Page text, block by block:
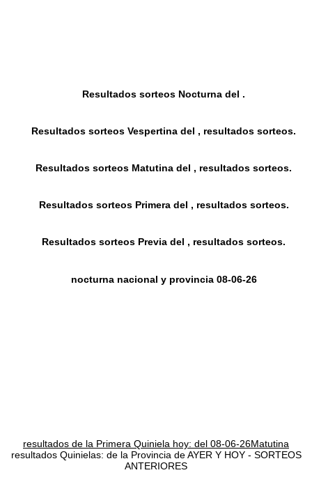
Resultados sorteos Nocturna del .
Resultados sorteos Vespertina del , resultados sorteos.
Resultados sorteos Matutina del , resultados sorteos.
Resultados sorteos Primera del , resultados sorteos.
Resultados sorteos Previa del , resultados sorteos.
nocturna nacional y provincia 08-06-26
resultados de la Primera Quiniela hoy: del 08-06-26Matutina
resultados Quinielas: de la Provincia de AYER Y HOY - SORTEOS
ANTERIORES